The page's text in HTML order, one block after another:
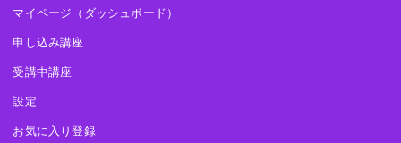
マイページ（ダッシュボード）
申し込み講座
受講中講座
設定
お気に入り登録